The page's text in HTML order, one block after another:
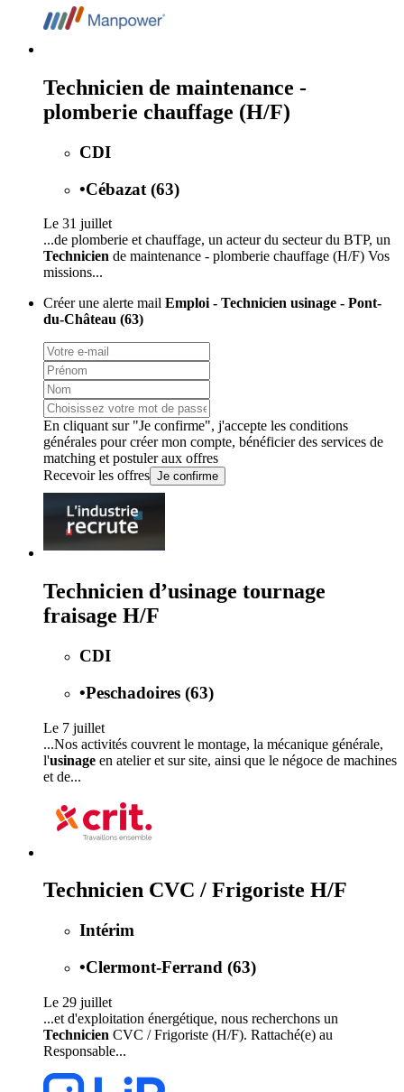
Technicien de maintenance -
plomberie chauffage (H/F)
CDI
•Cébazat (63)
Le 31 juillet
...de plomberie et chauffage, un acteur du secteur du BTP, un
Technicien de maintenance - plomberie chauffage (H/F) Vos
missions...
Créer une alerte mail Emploi - Technicien usinage - Pont-
du-Château (63)
En cliquant sur "Je confirme", j'accepte les conditions
générales pour créer mon compte, bénéficier des services de
matching et postuler aux offres
Recevoir les offres Je confirme
Technicien d’usinage tournage
fraisage H/F
CDI
•Peschadoires (63)
Le 7 juillet
...Nos activités couvrent le montage, la mécanique générale,
l'usinage en atelier et sur site, ainsi que le négoce de machines
et de...
Technicien CVC / Frigoriste H/F
Intérim
•Clermont-Ferrand (63)
Le 29 juillet
...et d'exploitation énergétique, nous recherchons un
Technicien CVC / Frigoriste (H/F). Rattaché(e) au
Responsable...